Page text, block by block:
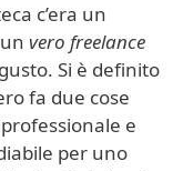
c’era un
vero freelance
Si è definito
fa due cose
e
per uno